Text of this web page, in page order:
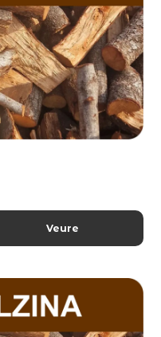
Veure